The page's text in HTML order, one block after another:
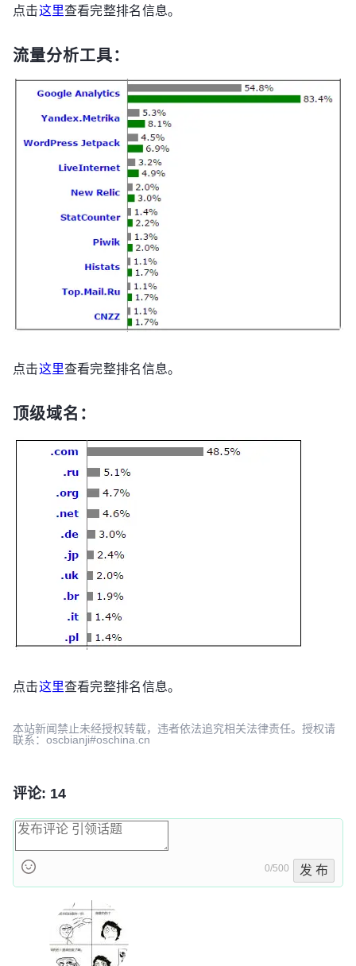
点击这里查看完整排名信息。
流量分析工具：
点击这里查看完整排名信息。
顶级域名：
点击这里查看完整排名信息。
本站新闻禁止未经授权转载，违者依法追究相关法律责任。授权请
联系：oscbianji#oschina.cn
评论: 14
0/500 发 布